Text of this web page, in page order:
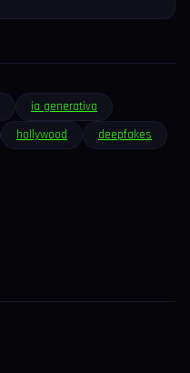
ia generativa
hollywood
deepfakes